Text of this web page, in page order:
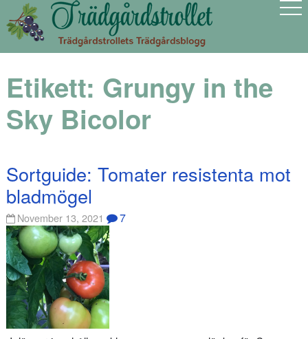
Etikett: Grungy in the
Sky Bicolor
Sortguide: Tomater resistenta mot
bladmögel
November 13, 2021 7